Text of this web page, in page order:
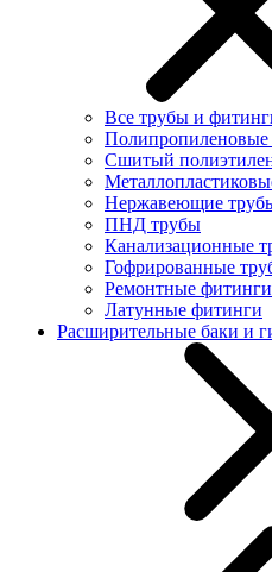
Все трубы и
Полипропиленовые
Сшитый
Нержавеющие
ПНД трубы
Канализационные
Гофрированные
Ремонтные фитинги
Латунные фитинги
Расширительные баки и